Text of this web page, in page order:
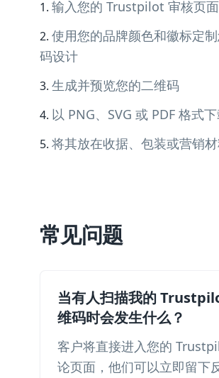
输入您的 Trustpilot 审核页
使用您的品牌颜色和徽标定
码设计
生成并预览您的二维码
以 PNG、SVG 或 PDF 格式
将其放在收据、包装或营销
常见问题
当有人扫描我的
维码时会发生什么？
客户将直接进入您的
论页面，他们可以立即留下